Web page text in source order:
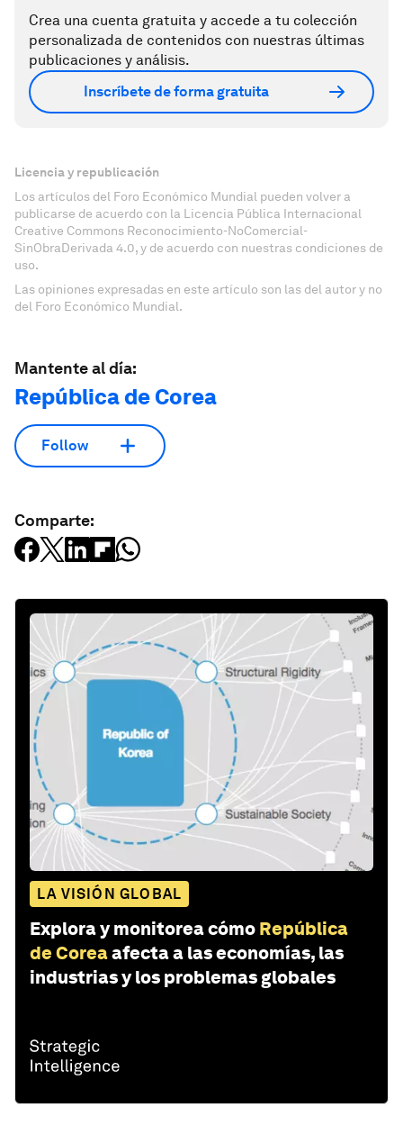
Crea una cuenta gratuita y accede a tu colección
personalizada de contenidos con nuestras últimas
publicaciones y análisis.
Inscríbete de forma gratuita
Licencia y republicación
Los artículos del Foro Económico Mundial pueden volver a
publicarse de acuerdo con la Licencia Pública Internacional
Creative Commons Reconocimiento-NoComercial-
SinObraDerivada 4.0, y de acuerdo con nuestras condiciones de
uso.
Las opiniones expresadas en este artículo son las del autor y no
del Foro Económico Mundial.
Mantente al día:
República de Corea
Follow
Comparte:
LA VISIÓN GLOBAL
Explora y monitorea cómo República
de Coreaafecta a las economías, las
industrias y los problemas globales